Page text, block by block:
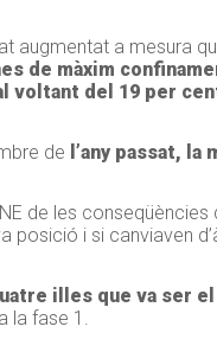
augmentat a mesura
de màxim
voltant del 19 per
de l’any passat,
de les
posició i si canviaven
illes que va ser
la fase 1.